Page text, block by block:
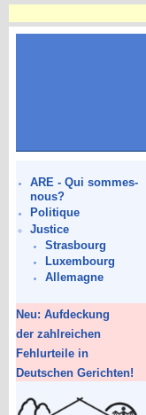
ARE - Qui sommes-
nous?
Politique
Justice
Strasbourg
Luxembourg
Allemagne
Neu: Aufdeckung
der zahlreichen
Fehlurteile in
Deutschen Gerichten!